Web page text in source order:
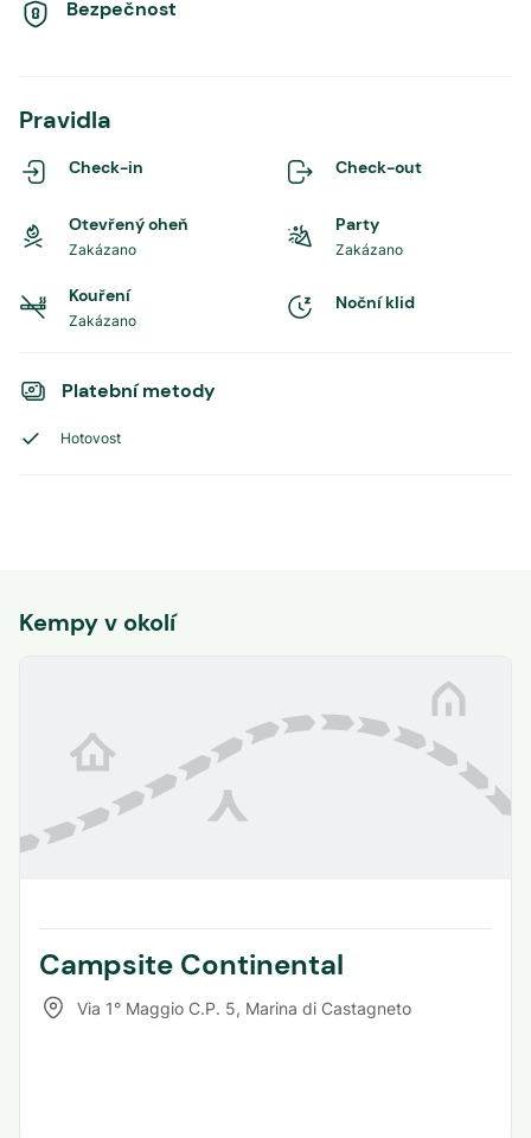
Bezpečnost
Pravidla
Check-in Check-out
Otevřený oheň
Zakázano
Party
Zakázano
Kouření
Zakázano
Noční klid
Platební metody
Hotovost
Kempy v okolí
Campsite Continental
Via 1° Maggio C.P. 5, Marina di Castagneto